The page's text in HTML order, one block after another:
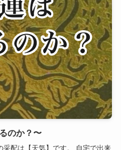
のか？〜
采配は【天気】です。 自宅で出来